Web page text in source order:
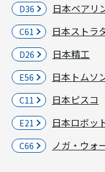
D36 日本ベアリ
C61 日本ストラ
D26 日本精工
E56 日本トムソ
C11 日本ピスコ
E21 日本ロボッ
C66 ノガ・ウォ